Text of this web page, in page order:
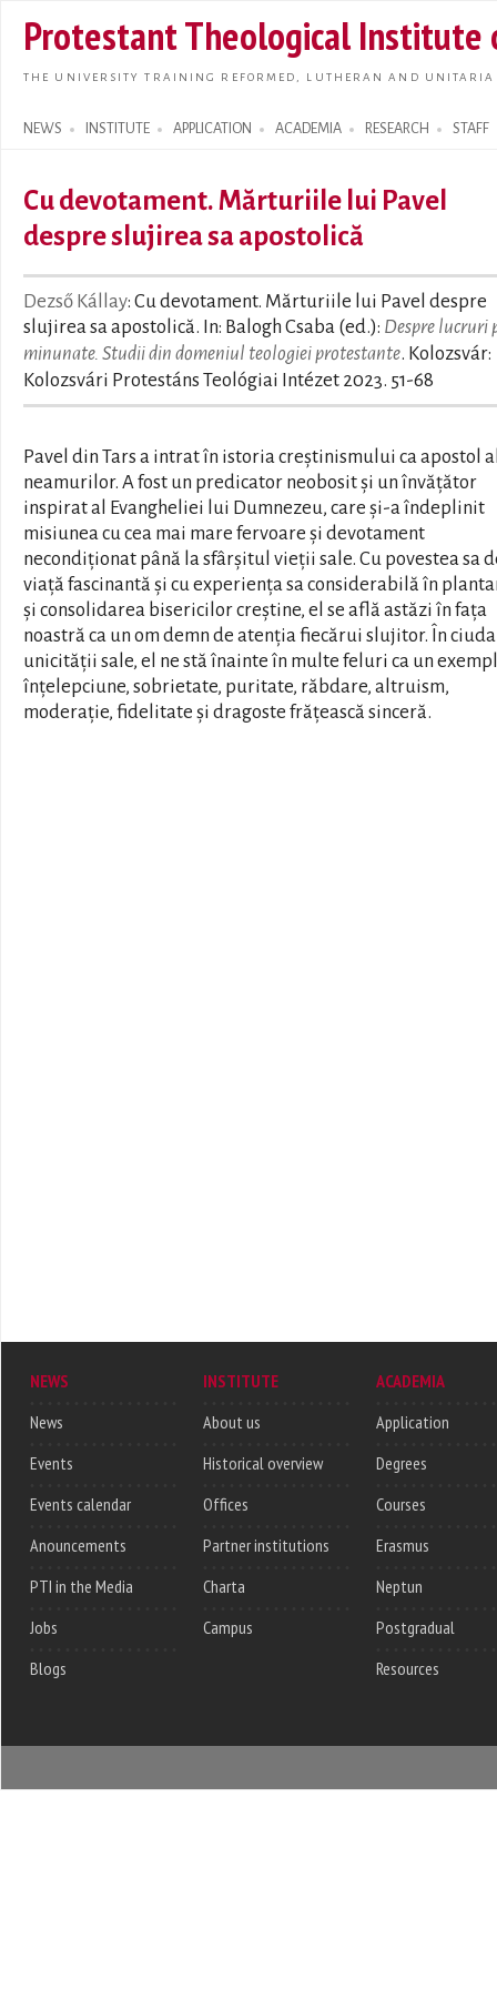
main
Protestant Theological Institute
THE UNIVERSITY TRAINING REFORMED, LUTHERAN AND
NEWS INSTITUTE APPLICATION ACADEMIA RESEARCH STAFF
Search form
Cu devotament. Mărturiile lui Pavel
despre slujirea sa apostolică
Dezső Kállay: Cu devotament. Mărturiile lui Pavel despre
slujirea sa apostolică. In: Balogh Csaba (ed.): Despre lucruri
minunate. Studii din domeniul teologiei protestante. Kolozsvár:
Kolozsvári Protestáns Teológiai Intézet 2023. 51-68
Pavel din Tars a intrat în istoria creștinismului ca apostol
neamurilor. A fost un predicator neobosit și un învățător
inspirat al Evangheliei lui Dumnezeu, care și-a îndeplinit
misiunea cu cea mai mare fervoare și devotament
necondiționat până la sfârșitul vieții sale. Cu povestea sa
viață fascinantă și cu experiența sa considerabilă în
și consolidarea bisericilor creștine, el se află astăzi în fața
noastră ca un om demn de atenția fiecărui slujitor. În ciuda
unicității sale, el ne stă înainte în multe feluri ca un
înțelepciune, sobrietate, puritate, răbdare, altruism,
moderație, fidelitate și dragoste frățească sinceră.
NEWS
News
Events
Events calendar
Anouncements
PTI in the Media
Jobs
Blogs
INSTITUTE
About us
Historical overview
Offices
Partner institutions
Charta
Campus
ACADEMIA
Application
Degrees
Courses
Erasmus
Neptun
Postgradual
Resources